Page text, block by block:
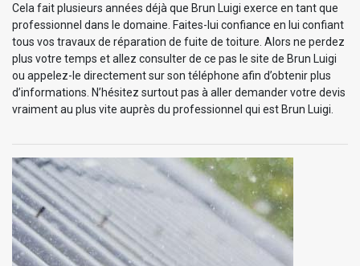
Cela fait plusieurs années déjà que Brun Luigi exerce en tant que
professionnel dans le domaine. Faites-lui confiance en lui confiant
tous vos travaux de réparation de fuite de toiture. Alors ne perdez
plus votre temps et allez consulter de ce pas le site de Brun Luigi
ou appelez-le directement sur son téléphone afin d’obtenir plus
d’informations. N’hésitez surtout pas à aller demander votre devis
vraiment au plus vite auprès du professionnel qui est Brun Luigi.